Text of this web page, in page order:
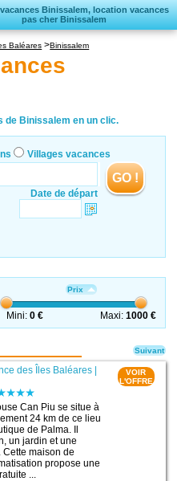
Binissalem, location vacances
pas cher Binissalem
Baléares Binissalem
de Binissalem en un clic.
Villages vacances
Date de départ
GO !
Prix
Mini:0 € Maxi: 1000 €
des Îles Baléares |
Can Piu se situe à
24 km de ce lieu
de Palma. Il
un jardin et une
maison de
propose une
...
VOIR
L'OFFRE
Suivant